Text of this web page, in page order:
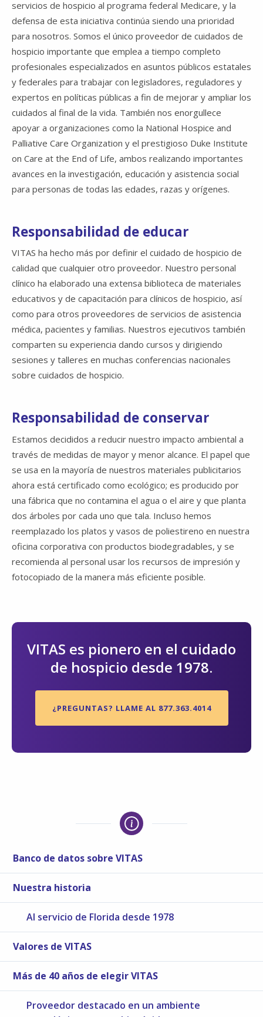
servicios de hospicio al programa federal Medicare, y la
defensa de esta iniciativa continúa siendo una prioridad
para nosotros. Somos el único proveedor de cuidados de
hospicio importante que emplea a tiempo completo
profesionales especializados en asuntos públicos estatales
y federales para trabajar con legisladores, reguladores y
expertos en políticas públicas a fin de mejorar y ampliar los
cuidados al final de la vida. También nos enorgullece
apoyar a organizaciones como la National Hospice and
Palliative Care Organization y el prestigioso Duke Institute
on Care at the End of Life, ambos realizando importantes
avances en la investigación, educación y asistencia social
para personas de todas las edades, razas y orígenes.
Responsabilidad de educar
VITAS ha hecho más por definir el cuidado de hospicio de
calidad que cualquier otro proveedor. Nuestro personal
clínico ha elaborado una extensa biblioteca de materiales
educativos y de capacitación para clínicos de hospicio, así
como para otros proveedores de servicios de asistencia
médica, pacientes y familias. Nuestros ejecutivos también
comparten su experiencia dando cursos y dirigiendo
sesiones y talleres en muchas conferencias nacionales
sobre cuidados de hospicio.
Responsabilidad de conservar
Estamos decididos a reducir nuestro impacto ambiental a
través de medidas de mayor y menor alcance. El papel que
se usa en la mayoría de nuestros materiales publicitarios
ahora está certificado como ecológico; es producido por
una fábrica que no contamina el agua o el aire y que planta
dos árboles por cada uno que tala. Incluso hemos
reemplazado los platos y vasos de poliestireno en nuestra
oficina corporativa con productos biodegradables, y se
recomienda al personal usar los recursos de impresión y
fotocopiado de la manera más eficiente posible.
VITAS es pionero en el cuidado
de hospicio desde 1978.
¿PREGUNTAS? LLAME AL 877.363.4014
Banco de datos sobre VITAS
Nuestra historia
Al servicio de Florida desde 1978
Valores de VITAS
Más de 40 años de elegir VITAS
Proveedor destacado en un ambiente